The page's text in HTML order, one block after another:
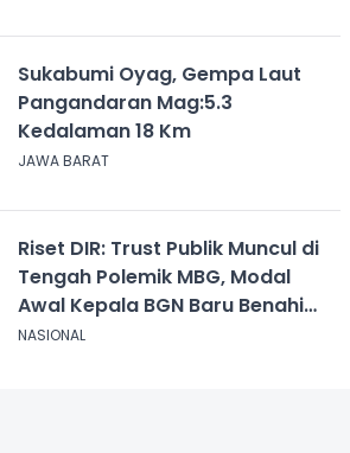
Sukabumi Oyag, Gempa Laut
Pangandaran Mag:5.3
Kedalaman 18 Km
JAWA BARAT
Riset DIR: Trust Publik Muncul di
Tengah Polemik MBG, Modal
Awal Kepala BGN Baru Benahi
Program
NASIONAL